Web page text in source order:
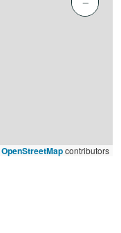
OpenStreetMapcontributors